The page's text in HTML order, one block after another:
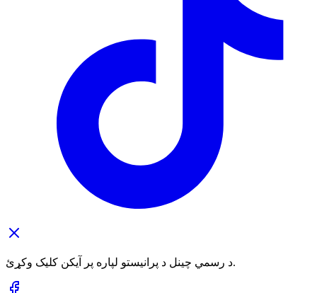
د رسمي چینل د پرانیستو لپاره پر آیکن کلیک وکړئ.